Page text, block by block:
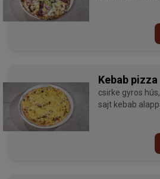
Kebab pizza
csirke gyros hús, lilahagyma, trappista